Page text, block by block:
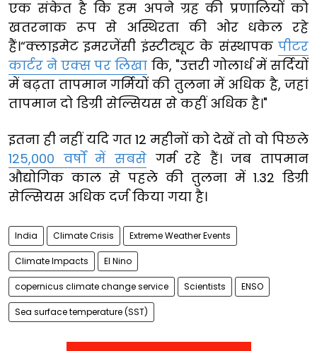
एक संकेत है कि हम अपने ग्रह की प्रणालियों को
खतरनाक रूप से अस्थिरता की ओर धकेल रहे
हैं।“क्लाइमेट इमरजेंसी इंस्टीट्यूट के संस्थापक पीटर
कार्टर ने एक्स पर लिखा कि, "उत्तरी गोलार्ध में सर्दियों
में बढ़ता तापमान गर्मियों की तुलना में अधिक है, जहां
तापमान दो डिग्री सेल्सियस से कहीं अधिक है।"
इतना ही नहीं यदि गत 12 महीनों को देखें तो वो पिछले
125,000 वर्षों में सबसेगर्म रहे हैं। जब तापमान
औद्योगिक काल से पहले की तुलना में 1.32 डिग्री
सेल्सियस अधिक दर्ज किया गया है।
India Climate Crisis Extreme Weather Events
Climate Impacts El Nino
copernicus climate change service Scientists ENSO
Sea surface temperature (SST)